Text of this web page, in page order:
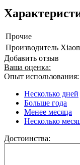
Прочие
Производитель
Добавить отзыв
Ваша оценка:
Опыт использования:
Несколько дней
Больше года
Менее месяца
Несколько
Достоинства: